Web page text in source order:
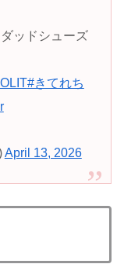
ッドシューズ
#きてれち
April 13, 2026